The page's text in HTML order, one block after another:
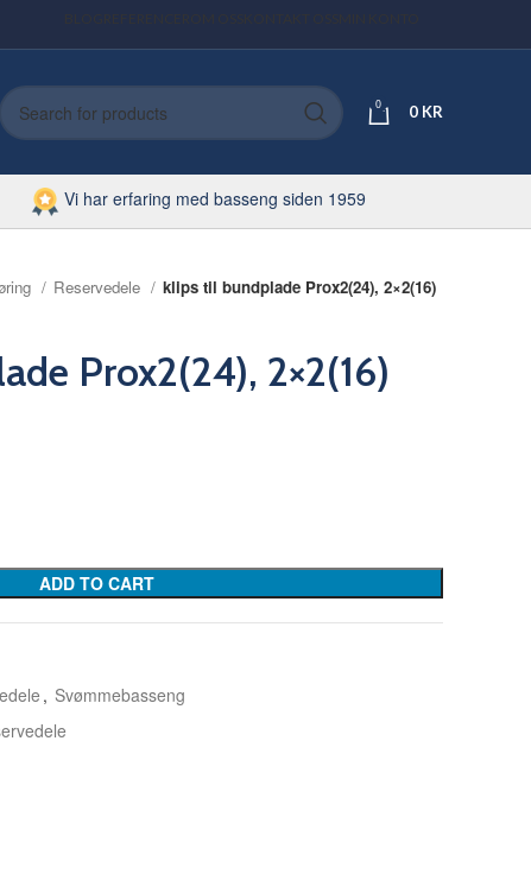
0 0 KR
Vi har erfaring med basseng siden 1959
Reservedele klips til bundplade Prox2(24), 2×2(16)
Prox2(24), 2×2(16)
ADD TO CART
, Svømmebasseng